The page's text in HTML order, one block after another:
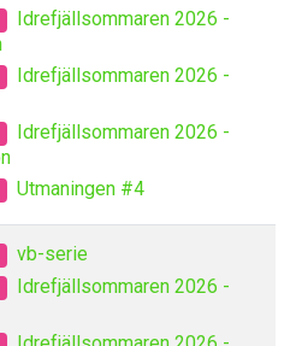
Idrefjällsommaren 2026 -
Idrefjällsommaren 2026 -
Idrefjällsommaren 2026 -
Utmaningen #4
vb-serie
Idrefjällsommaren 2026 -